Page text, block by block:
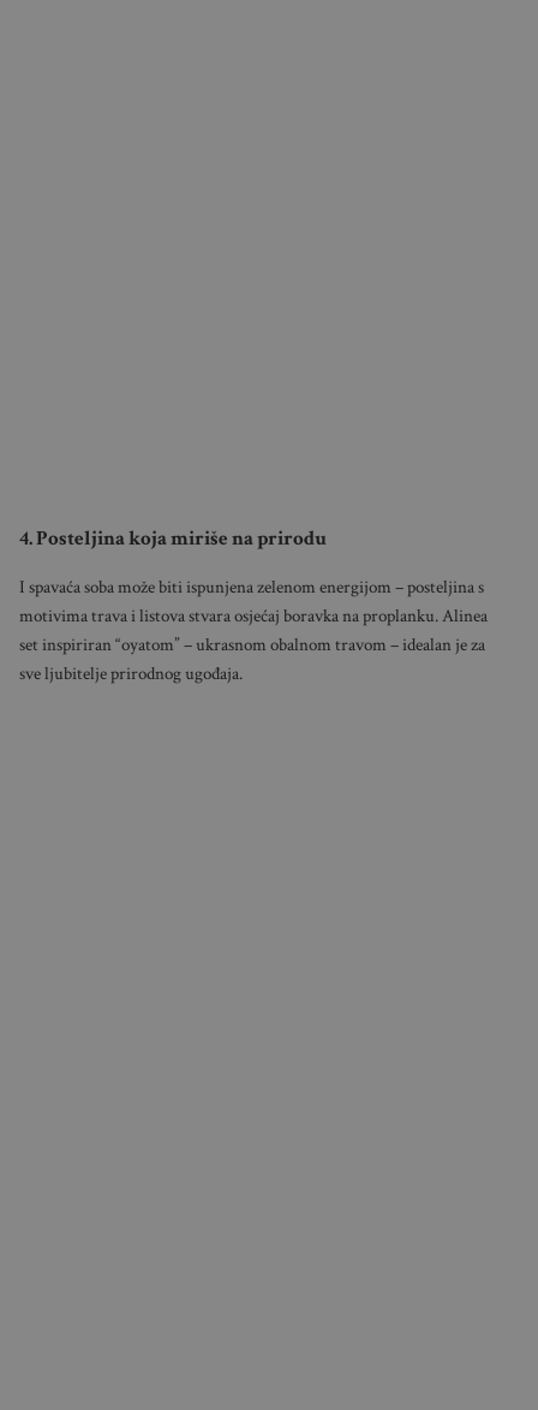
4. Posteljina koja miriše na prirodu
I spavaća soba može biti ispunjena zelenom energijom – posteljina s
motivima trava i listova stvara osjećaj boravka na proplanku. Alinea
set inspiriran “oyatom” – ukrasnom obalnom travom – idealan je za
sve ljubitelje prirodnog ugođaja.